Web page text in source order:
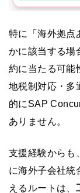
特に「海外拠点
かに該当する場
約に当たる可能
地税制対応・多
的にSAP
ありません。
支援経験からも
に海外子会社統
えるルートは、